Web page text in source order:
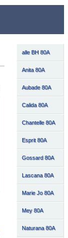
alle BH 80A
Anita 80A
Aubade 80A
Calida 80A
Chantelle 80A
Esprit 80A
Gossard 80A
Lascana 80A
Marie Jo 80A
Mey 80A
Naturana 80A